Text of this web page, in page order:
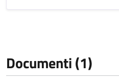
Documenti (1)